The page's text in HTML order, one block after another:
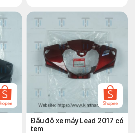
Đầu đô xe máy Lead 2017 có
tem